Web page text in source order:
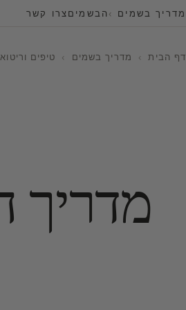
מדריך בשמים הבשמיםצרו קשר
דף הבית › מדריך בשמים › טיפים
מדריך